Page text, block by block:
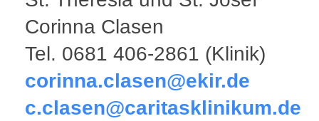
Corinna Clasen
Tel. 0681 406-2861 (Klinik)
corinna.clasen@ekir.de
c.clasen@caritasklinikum.de